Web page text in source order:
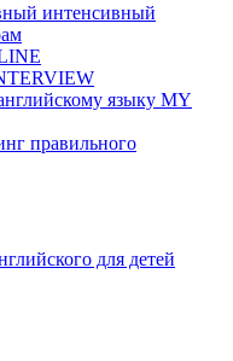
интенсивный
языку MY
правильного
для детей